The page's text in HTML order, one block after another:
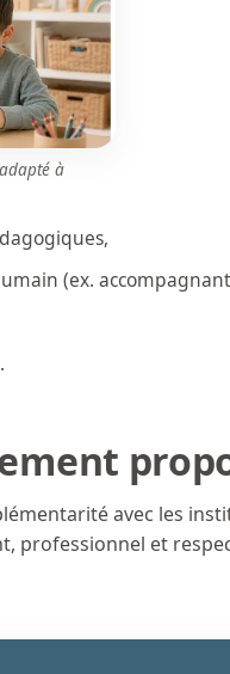
à
(ex.
avec les
professionnel et